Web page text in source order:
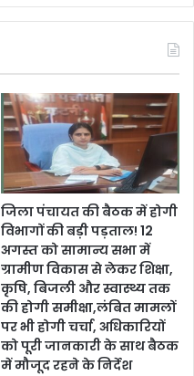
जिला पंचायत की बैठक में होगी
विभागों की बड़ी पड़ताल! 12
अगस्त को सामान्य सभा में
ग्रामीण विकास से लेकर शिक्षा,
कृषि, बिजली और स्वास्थ्य तक
की होगी समीक्षा,लंबित मामलों
पर भी होगी चर्चा, अधिकारियों
को पूरी जानकारी के साथ बैठक
में मौजूद रहने के निर्देश